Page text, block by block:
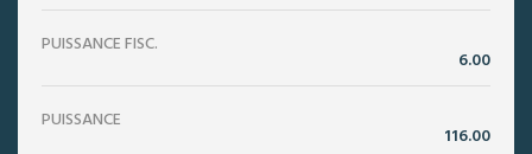
PUISSANCE FISC.
6.00
PUISSANCE
116.00